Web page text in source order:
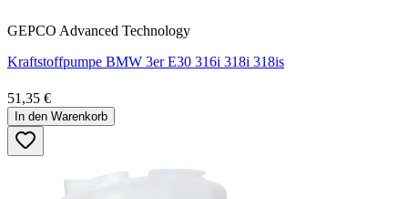
GEPCO Advanced Technology
Kraftstoffpumpe BMW 3er E30 316i 318i 318is
51,35 €
In den Warenkorb